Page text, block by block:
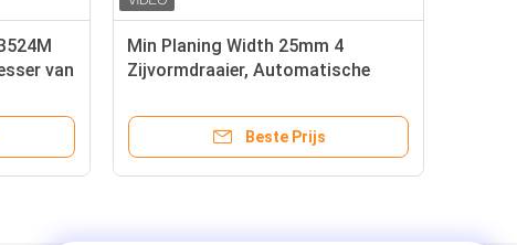
van
Min Planing Width 25mm 4
Zijvormdraaier, Automatische
Machine
Beste Prijs